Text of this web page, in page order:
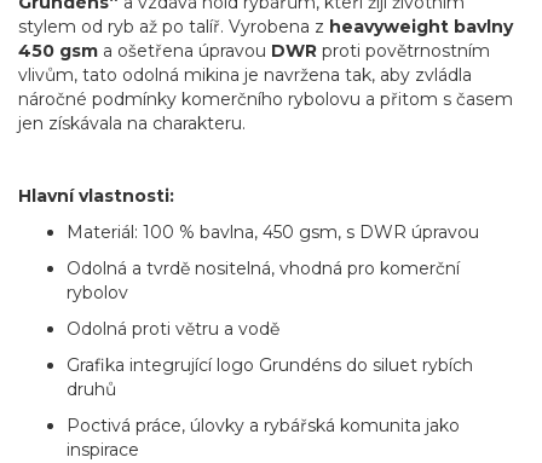
stylem od ryb až po talíř. Vyrobena z heavyweight bavlny
450 gsm a ošetřena úpravou DWR proti povětrnostním
vlivům, tato odolná mikina je navržena tak, aby zvládla
náročné podmínky komerčního rybolovu a přitom s časem
jen získávala na charakteru.
Hlavní vlastnosti:
Materiál: 100 % bavlna, 450 gsm, s DWR úpravou
Odolná a tvrdě nositelná, vhodná pro komerční
rybolov
Odolná proti větru a vodě
Grafika integrující logo Grundéns do siluet rybích
druhů
Poctivá práce, úlovky a rybářská komunita jako
inspirace